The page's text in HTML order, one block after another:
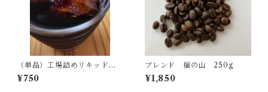
（単品）工場詰めリキッドア
イスコーヒー 無糖
¥750
ブレンド 福の山 250g
¥1,850